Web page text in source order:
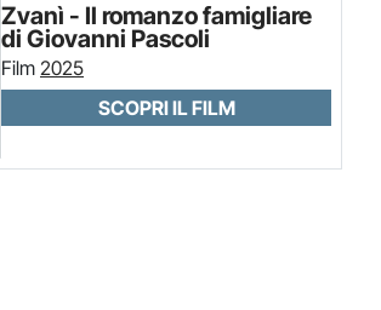
Zvanì - Il romanzo famigliare
di Giovanni Pascoli
Film 2025
SCOPRI IL FILM